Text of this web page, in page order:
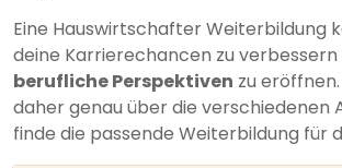
Eine Hauswirtschafter Weiterbildung
deine Karrierechancen zu verbessern
berufliche Perspektiven zu
daher genau über die verschiedenen
finde die passende Weiterbildung für